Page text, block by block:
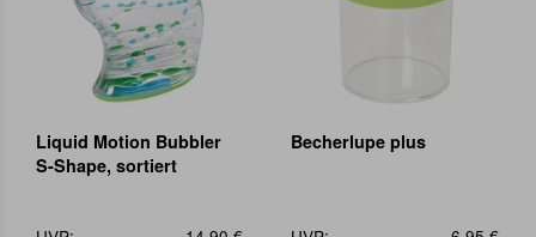
Liquid Motion Bubbler
S-Shape, sortiert
Becherlupe plus